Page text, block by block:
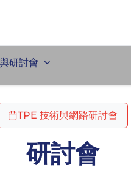
研討會
TPE 技術與網路研討會
研討會